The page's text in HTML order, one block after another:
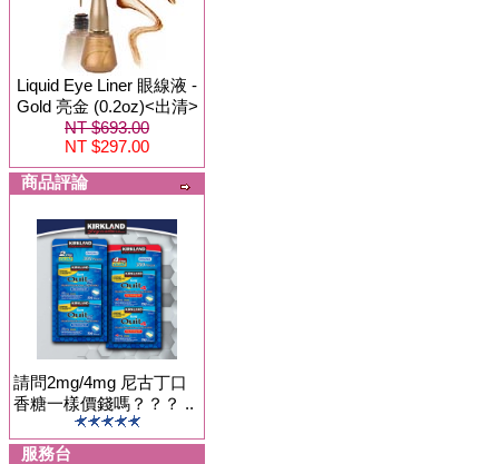
Liquid Eye Liner 眼線液 -
Gold 亮金 (0.2oz)<出清>
NT $693.00
NT $297.00
商品評論
請問2mg/4mg 尼古丁口
香糖一樣價錢嗎？？？ ..
服務台